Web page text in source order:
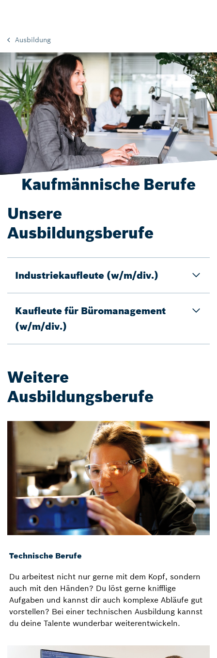
Ausbildung
Kaufmännische Berufe
Unsere
Ausbildungsberufe
Industriekaufleute (w/m/div.)
Kaufleute für Büromanagement
(w/m/div.)
Weitere
Ausbildungsberufe
Technische Berufe
Du arbeitest nicht nur gerne mit dem Kopf, sondern
auch mit den Händen? Du löst gerne knifflige
Aufgaben und kannst dir auch komplexe Abläufe gut
vorstellen? Bei einer technischen Ausbildung kannst
du deine Talente wunderbar weiterentwickeln.